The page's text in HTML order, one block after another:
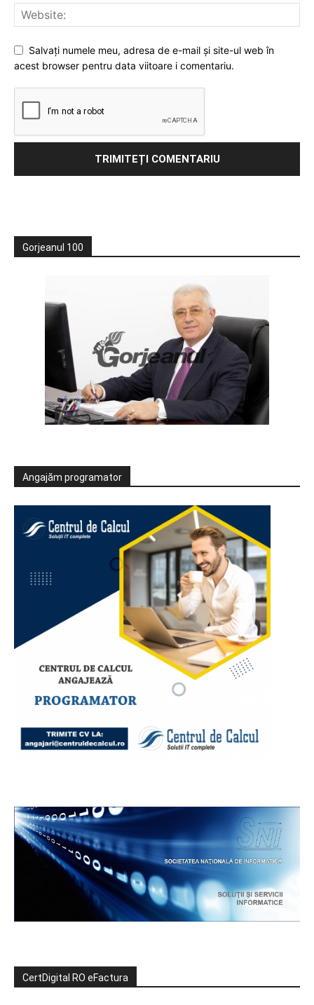
Salvați numele meu, adresa de e-mail și site-ul web în
acest browser pentru data viitoare i comentariu.
Gorjeanul 100
Angajăm programator
CertDigital RO eFactura